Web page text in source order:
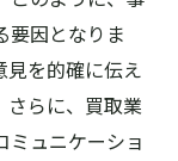
要因となりま
見を的確に伝え
さらに、買取業
ミュニケーショ